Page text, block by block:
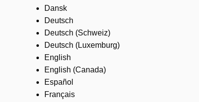
Dansk
Deutsch
Deutsch (Schweiz)
Deutsch (Luxemburg)
English
English (Canada)
Español
Français